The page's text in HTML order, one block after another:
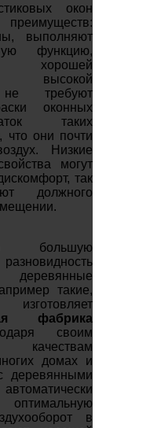
окон
выполняют
функцию,
хорошей
высокой
не требуют
оконных
таких
что они почти
Низкие
могут
так
должного
большую
деревянные
такие,
фабрика
своим
качествам
домах и
деревянными
в